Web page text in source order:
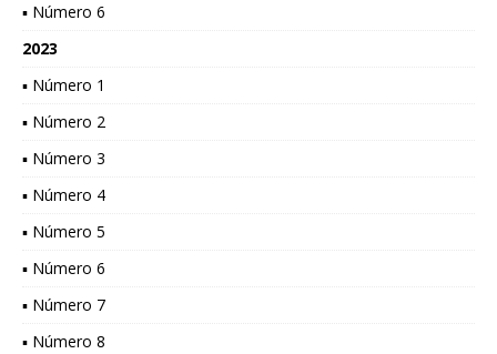
▪ Número 6
2023
▪ Número 1
▪ Número 2
▪ Número 3
▪ Número 4
▪ Número 5
▪ Número 6
▪ Número 7
▪ Número 8